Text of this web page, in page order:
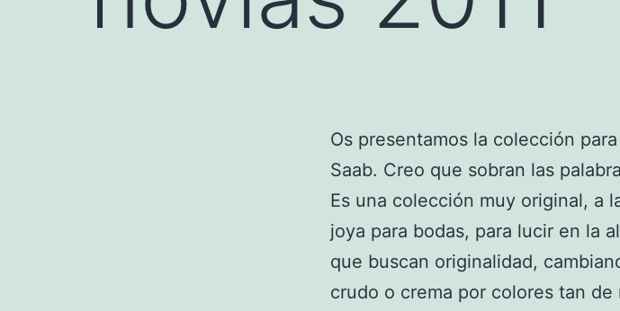
Os presentamos la colección para
Saab. Creo que sobran las
Es una colección muy original, a
joya para bodas, para lucir en la
que buscan originalidad,
crudo o crema por colores tan